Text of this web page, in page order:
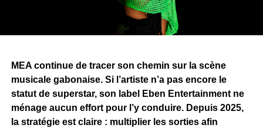
univers artistique et qui laisse entrevoir de nombreuses
surprises que les mélomanes découvriront au fil de
l’écoute de« Longue Vie ».
Pour porter « Longue Vie »
, Zang a annoncé une
campagne de promotion articulée autour de sept clips,
dont
« Bombarder »
ouvre la marche. Une stratégie qui
traduit l’ambition de faire de cet album l’un des projets
marquants de la scène urbaine gabonaise en 2026.
MEA continue de tracer son chemin sur la scène
musicale gabonaise. Si l’artiste n’a pas encore le
statut de superstar, son label Eben Entertainment ne
ménage aucun effort pour l’y conduire. Depuis 2025,
la stratégie est claire : multiplier les sorties afin